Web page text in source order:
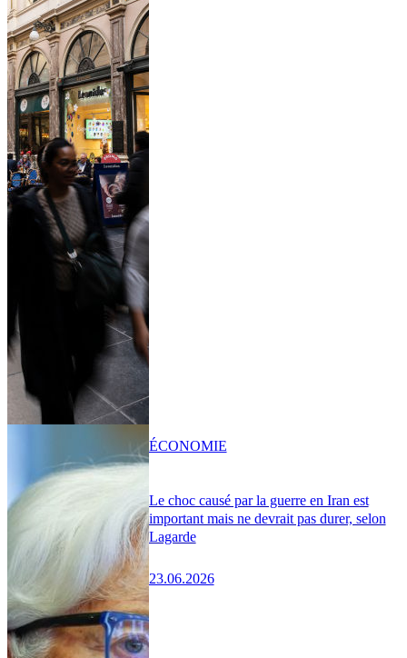
Le choc causé par la guerre en Iran est
important mais ne devrait pas durer, selon
Lagarde
23.06.2026
ÉCONOMIE